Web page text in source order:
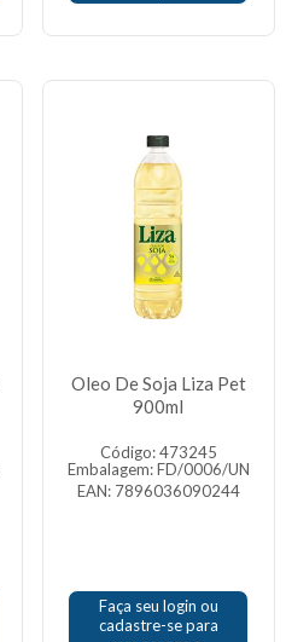
Oleo De Soja Liza Pet
900ml
Código: 473245
Embalagem: FD/0006/UN
EAN: 7896036090244
Faça seu login ou
cadastre-se para